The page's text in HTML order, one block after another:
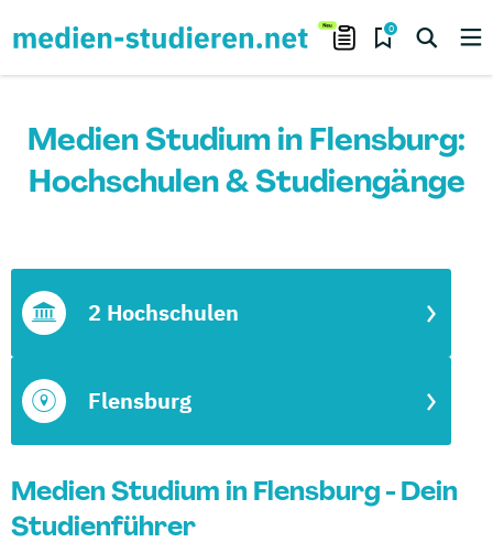
0
Medien Studium in Flensburg:
Hochschulen & Studiengänge
Flensburg
2 Hochschulen
Medien Studium in Flensburg - Dein
Studienführer